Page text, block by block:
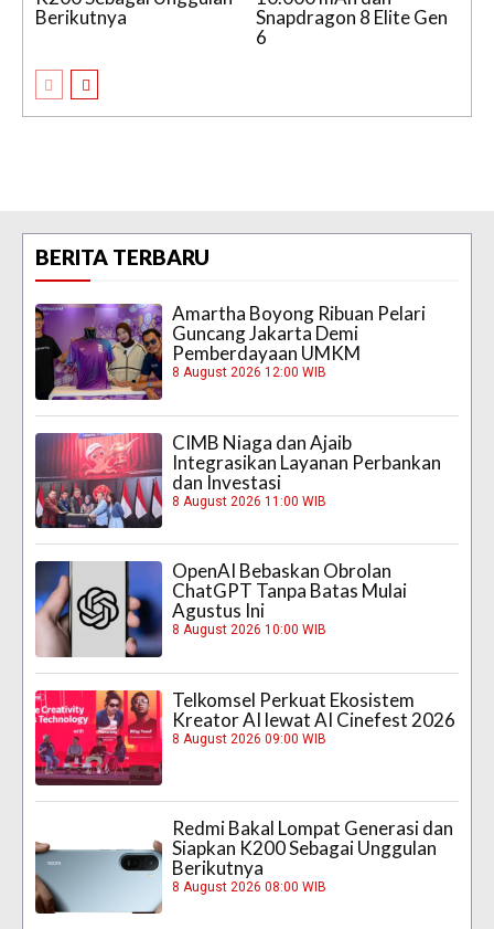
Berikutnya
Snapdragon 8 Elite Gen
6
BERITA TERBARU
Amartha Boyong Ribuan Pelari
Guncang Jakarta Demi
Pemberdayaan UMKM
8 August 2026 12:00 WIB
CIMB Niaga dan Ajaib
Integrasikan Layanan Perbankan
dan Investasi
8 August 2026 11:00 WIB
OpenAI Bebaskan Obrolan
ChatGPT Tanpa Batas Mulai
Agustus Ini
8 August 2026 10:00 WIB
Telkomsel Perkuat Ekosistem
Kreator AI lewat AI Cinefest 2026
8 August 2026 09:00 WIB
Redmi Bakal Lompat Generasi dan
Siapkan K200 Sebagai Unggulan
Berikutnya
8 August 2026 08:00 WIB